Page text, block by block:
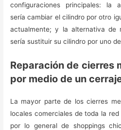
configuraciones principales: la
sería cambiar el cilindro por otro
actualmente; y la alternativa de
sería sustituir su cilindro por uno
Reparación de cierres
por medio de un
La mayor parte de los cierres
locales comerciales de toda la
por lo general de shoppings